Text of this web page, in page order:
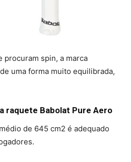
procuram spin, a marca
uma forma muito equilibrada,
raquete Babolat Pure Aero
de 645 cm2 é adequado